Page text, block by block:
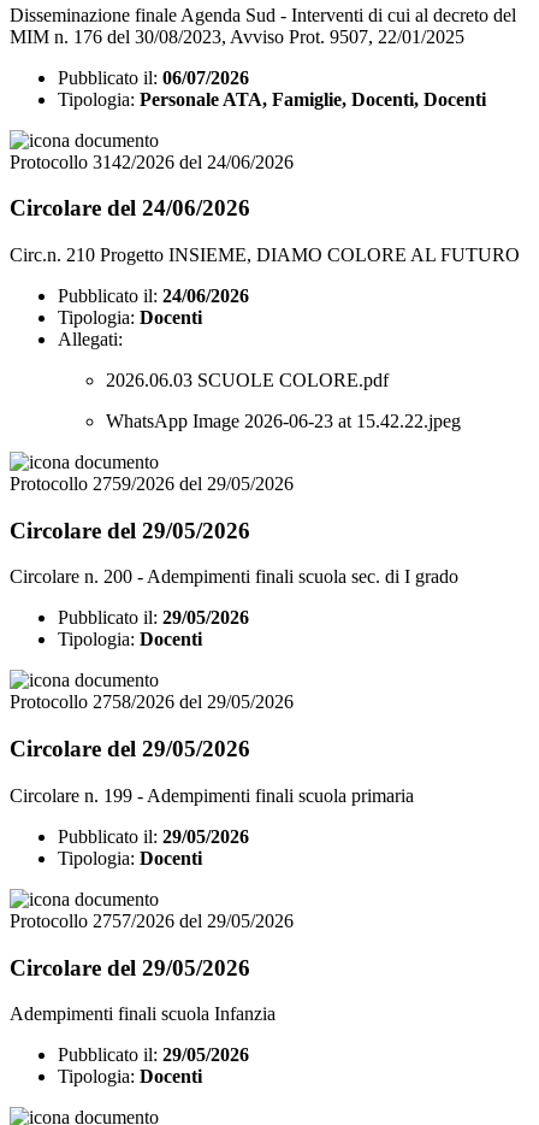
Disseminazione finale Agenda Sud - Interventi di cui al decreto del
MIM n. 176 del 30/08/2023, Avviso Prot. 9507, 22/01/2025
Pubblicato il: 06/07/2026
Tipologia: Personale ATA, Famiglie, Docenti, Docenti
Protocollo 3142/2026 del 24/06/2026
Circolare del 24/06/2026
Circ.n. 210 Progetto INSIEME, DIAMO COLORE AL FUTURO
Pubblicato il: 24/06/2026
Tipologia: Docenti
Allegati:
2026.06.03 SCUOLE COLORE.pdf
WhatsApp Image 2026-06-23 at 15.42.22.jpeg
Protocollo 2759/2026 del 29/05/2026
Circolare del 29/05/2026
Circolare n. 200 - Adempimenti finali scuola sec. di I grado
Pubblicato il: 29/05/2026
Tipologia: Docenti
Protocollo 2758/2026 del 29/05/2026
Circolare del 29/05/2026
Circolare n. 199 - Adempimenti finali scuola primaria
Pubblicato il: 29/05/2026
Tipologia: Docenti
Protocollo 2757/2026 del 29/05/2026
Circolare del 29/05/2026
Adempimenti finali scuola Infanzia
Pubblicato il: 29/05/2026
Tipologia: Docenti